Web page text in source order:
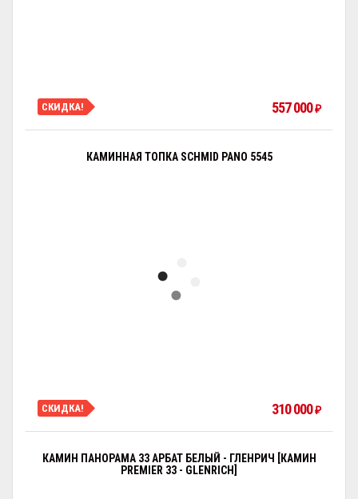
СКИДКА! 557 000₽
КАМИННАЯ ТОПКА SCHMID PANO 5545
СКИДКА! 310 000₽
КАМИН ПАНОРАМА 33 АРБАТ БЕЛЫЙ - ГЛЕНРИЧ [КАМИН
PREMIER 33 - GLENRICH]